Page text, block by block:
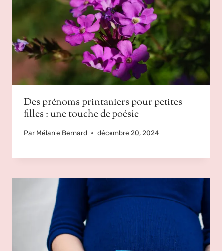
Des prénoms printaniers pour petites
filles : une touche de poésie
Par Mélanie Bernard décembre 20, 2024